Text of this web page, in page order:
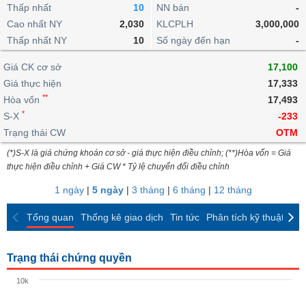
lỗ
dịch
nội
Niên
giám
Tài
liệu
cổ
Định
giá
ngoài
doanh
Top
cổ
phiếu
ngành
giao
dịch
dịch
Chứng
quyền
quan
Thống
giao
dịch
Thống
giao
dịch
Tin
tức
Phân
tích
kỹ
thuật
trực
tuyến
Bộ
lọc
cổ
So
sánh
Báo
cáo
Vĩ
mô
lai
Chứng
quyền
Trái
phiếu
IR
Awards
tạo
Dịch
vụ
Thấp nhất
10
Cao nhất NY
2,030
Thấp nhất NY
10
NN bán
-
KLCPLH
3,000,000
Số ngày đến hạn
-
Giá CK cơ sở
17,100
Giá thực hiện
17,333
Hòa vốn **
17,493
S-X *
-233
Trạng thái CW
OTM
(*)S-X là giá chứng khoán cơ sở - giá thực hiện điều chỉnh; (**)Hòa vốn = Giá
thực hiện điều chỉnh + Giá CW * Tỷ lệ chuyển đổi điều chỉnh
1 ngày| 5 ngày| 3 tháng | 6 tháng | 12 tháng
Tổng quan Thống kê giao dịch Tin tức Phân tích kỹ thuật
Trạng thái chứng quyền
10k
BẤT
ĐỘNG
SẢN
TÀI
CHÍNH
HÀNG
KINH